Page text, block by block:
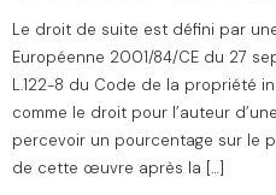
Le droit de suite est défini par
Européenne 2001/84/CE du 27
L.122-8 du Code de la propriété
comme le droit pour l’auteur
percevoir un pourcentage sur le
de cette œuvre après la […]